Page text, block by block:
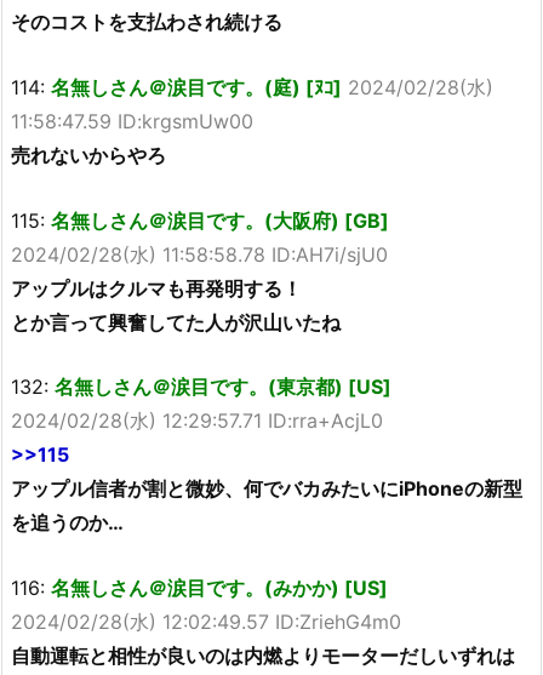
そのコストを支払わされ続ける
114: 名無しさん＠涙目です。(庭) [ﾇｺ] 2024/02/28(水)
11:58:47.59 ID:krgsmUw00
売れないからやろ
115: 名無しさん＠涙目です。(大阪府) [GB]
2024/02/28(水) 11:58:58.78 ID:AH7i/sjU0
アップルはクルマも再発明する！
とか言って興奮してた人が沢山いたね
132: 名無しさん＠涙目です。(東京都) [US]
2024/02/28(水) 12:29:57.71 ID:rra+AcjL0
>>115
アップル信者が割と微妙、何でバカみたいにiPhoneの新型
を追うのか…
116: 名無しさん＠涙目です。(みかか) [US]
2024/02/28(水) 12:02:49.57 ID:ZriehG4m0
自動運転と相性が良いのは内燃よりモーターだしいずれは